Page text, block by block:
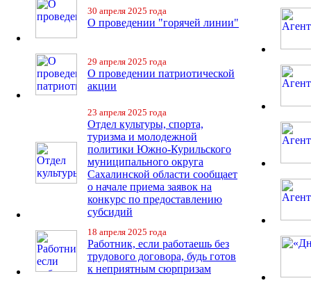
30 апреля 2025 года
О проведении "горячей линии"
29 апреля 2025 года
О проведении патриотической
акции
23 апреля 2025 года
Отдел культуры, спорта,
туризма и молодежной
политики Южно-Курильского
муниципального округа
Сахалинской области сообщает
о начале приема заявок на
конкурс по предоставлению
субсидий
18 апреля 2025 года
Работник, если работаешь без
трудового договора, будь готов
к неприятным сюрпризам